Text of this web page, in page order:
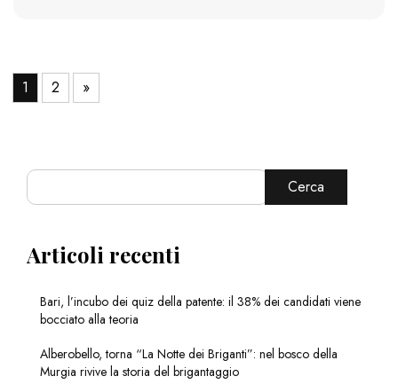
1 2 »
Cerca
Articoli recenti
Bari, l’incubo dei quiz della patente: il 38% dei candidati viene
bocciato alla teoria
Alberobello, torna “La Notte dei Briganti”: nel bosco della
Murgia rivive la storia del brigantaggio